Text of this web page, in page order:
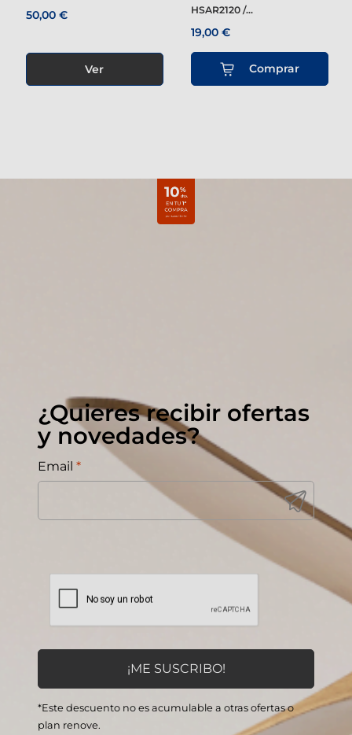
50,00 €
Ver
HSAR2120 /...
19,00 €
Comprar
¿Quieres recibir ofertas
y novedades?
Email *
*Este descuento no es acumulable a otras ofertas o
plan renove.